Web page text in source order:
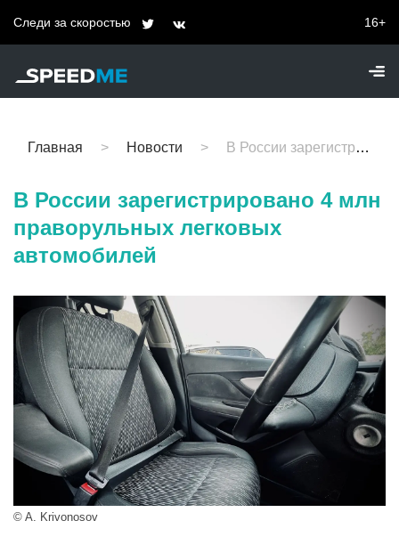
Следи за скоростью 16+
Главная Новости В России зарегистрировано 4 млн праворульных легковых автомобилей
В России зарегистрировано 4 млн
праворульных легковых
автомобилей
© A. Krivonosov